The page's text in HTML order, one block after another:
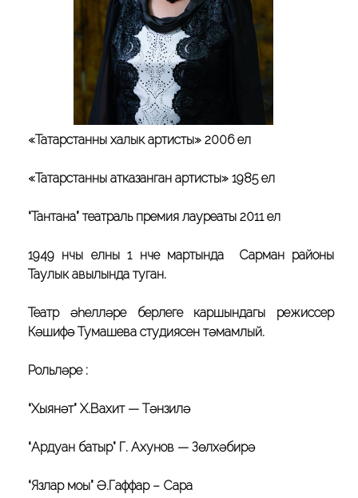
«Татарстанның халык артисты» 2006 ел
«Татарстанның атказанган артисты» 1985 ел
“Тантана” театраль премия лауреаты 2011 ел
1949 нчы елның 1 нче мартында Сарман районы
Таулык авылында туган.
Театр әһелләре берлеге каршындагы режиссер
Кәшифә Тумашева студиясен тәмамлый.
Рольләре :
“Хыянәт” Х.Вахит — Тәнзилә
“Ардуан батыр” Г. Ахунов — Зөлхәбирә
“Язлар моңы” Ә.Гаффар – Сара